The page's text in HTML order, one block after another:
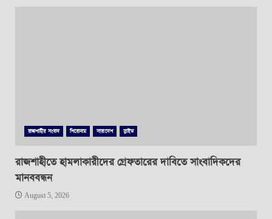
রাজশাহীর সংবাদ শিরোনাম সারাদেশ স্লাইড
রাজশাহীতে হামলাকারীদের গ্রেফতারের দাবিতে সাংবাদিকদের
মানববন্ধন
August 5, 2026